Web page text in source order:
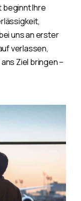
Ihre
uns an erster
verlassen,
Ziel bringen –